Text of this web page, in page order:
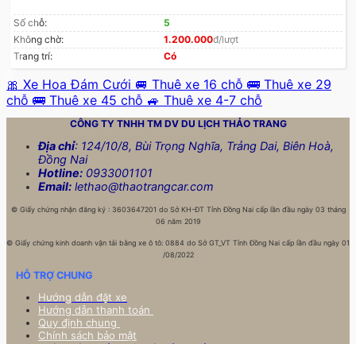
Số chỗ:
5
Không chờ:
1.200.000đ/lượt
Trang trí:
Có
🎀 Xe Hoa Đám Cưới 🚐 Thuê xe 16 chỗ 🚌 Thuê xe 29
chỗ 🚌 Thuê xe 45 chỗ 🚙 Thuê xe 4-7 chỗ
CÔNG TY TNHH TM DV DU LỊCH THẢO TRANG
Địa chỉ: 124/10/8, Bùi Trọng Nghĩa, Trảng Dai, Biên Hoà,
Đồng Nai
Hotline: 0933001101
Email: lethao@thaotrangcar.com
©Giấy chứng nhận đăng ký : 3603647201 do Sở KH-ĐT Tỉnh Đồng Nai cấp lần đầu ngày 03 tháng
06 năm 2019
© Giấy chứng kinh doanh vận tải bằng xe ô tô: 0884 do Sở GT_VT Tỉnh Đồng Nai cấp lần đầu ngày 01
/08/2022
HỖ TRỢ CHUNG
Hướng dẫn đặt xe
Hướng dẫn thanh toán
Quy định chung
Chính sách bảo mật